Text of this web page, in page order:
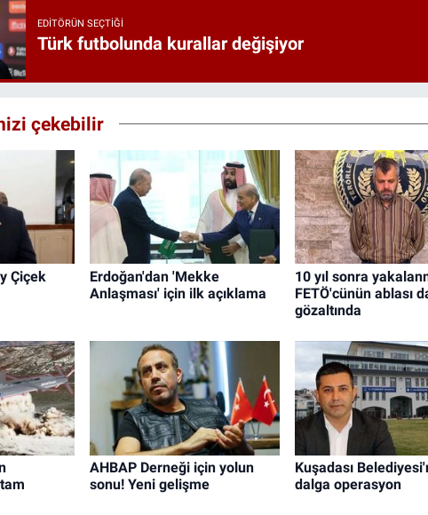
EDITÖRÜN SEÇTIĞI
Türk futbolunda kurallar değişiyor
çekebilir
Çiçek
Erdoğan'dan 'Mekke
Anlaşması' için ilk açıklama
10 yıl sonra
FETÖ'cünün ablası
gözaltında
AHBAP Derneği için yolun
sonu! Yeni gelişme
Kuşadası
dalga operasyon